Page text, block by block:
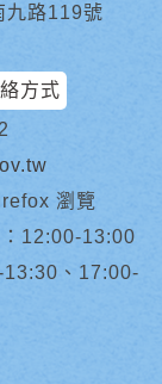
九路119號
方式
瀏覽
12:00-13:00
13:30、17:00-